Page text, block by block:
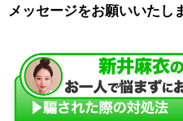
メッセージをお願いいたし